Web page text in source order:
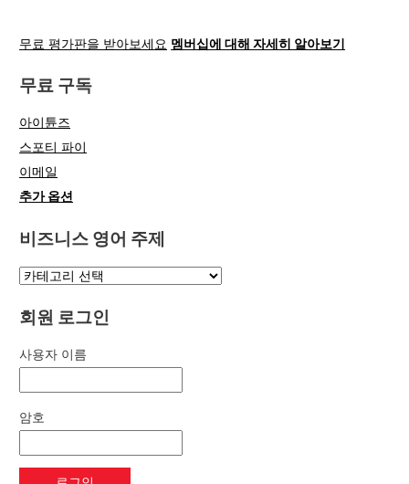
무료 평가판을 받아보세요 멤버십에 대해 자세히 알아보기
무료 구독
아이튠즈
스포티 파이
이메일
추가 옵션
비즈니스 영어 주제
회원 로그인
사용자 이름
암호